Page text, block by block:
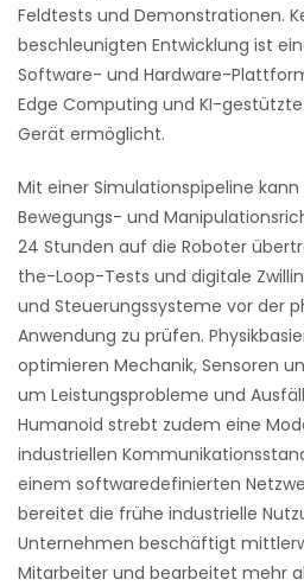
Feldtests und Demonstrationen.
beschleunigten Entwicklung ist
Software- und Hardware-
Edge Computing und KI-
Gerät ermöglicht.
Mit einer Simulationspipeline
Bewegungs- und
24 Stunden auf die Roboter
the-Loop-Tests und digitale
und Steuerungssysteme vor der
Anwendung zu prüfen.
optimieren Mechanik, Sensoren
um Leistungsprobleme und
Humanoid strebt zudem eine
industriellen
einem softwaredefinierten
bereitet die frühe industrielle
Unternehmen beschäftigt
Mitarbeiter und bearbeitet mehr